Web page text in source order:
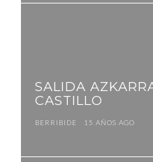
SALIDA
CASTILLO
BERRIBIDE 15 AÑOS AGO